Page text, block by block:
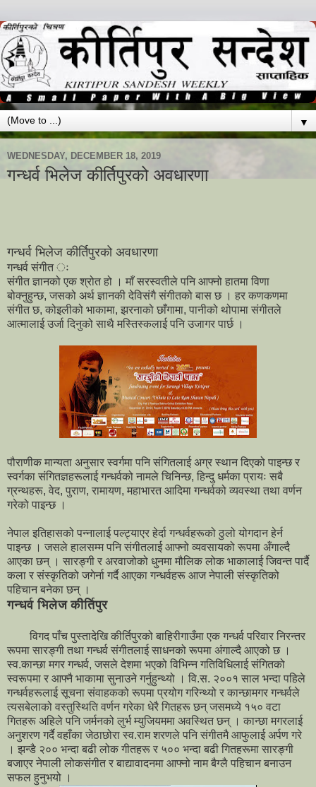
▼
WEDNESDAY, DECEMBER 18, 2019
गन्धर्व भिलेज कीर्तिपुरको अवधारणा
गन्धर्व भिलेज कीर्तिपुरको अवधारणा
गन्धर्व संगीत ः
संगीत ज्ञानको एक श्रोत हो । माँ सरस्वतीले पनि आफ्नो हातमा विणा
बोक्नुहुन्छ, जसको अर्थ ज्ञानकी देविसंगै संगीतको बास छ । हर कणकणमा
संगीत छ, कोइलीको भाकामा, झरनाको छाँगामा, पानीको थोपामा संगीतले
आत्मालाई उर्जा दिनुको साथै मस्तिस्कलाई पनि उजागर पार्छ ।
पौराणीक मान्यता अनुसार स्वर्गमा पनि संगितलाई अग्र स्थान दिएको पाइन्छ र
स्वर्गका संगितज्ञहरूलाई गन्धर्वको नामले चिनिन्छ, हिन्दु धर्मका प्रायः सबै
ग्रन्थहरू, वेद, पुराण, रामायण, महाभारत आदिमा गन्धर्वको व्यवस्था तथा वर्णन
गरेको पाइन्छ ।
नेपाल इतिहासको पन्नालाई पल्ट्याएर हेर्दा गन्धर्वहरूको ठुलो योगदान हेर्न
पाइन्छ । जसले हालसम्म पनि संगीतलाई आफ्नो व्यवसायको रूपमा अँगाल्दै
आएका छन् । सारङ्गी र अरवाजोको धुनमा मौलिक लोक भाकालाई जिवन्त पार्दै
कला र संस्कृतिको जगेर्ना गर्दै आएका गन्धर्वहरू आज नेपाली संस्कृतिको
पहिचान बनेका छन् ।
गन्धर्व भिलेज कीर्तिपुर
विगद पाँच पुस्तादेखि कीर्तिपुरको बाहिरीगाउँमा एक गन्धर्व परिवार निरन्तर
रूपमा सारङ्गी तथा गन्धर्व संगीतलाई साधनको रूपमा अंगाल्दै आएको छ ।
स्व.कान्छा मगर गन्धर्व, जसले देशमा भएको विभिन्न गतिविधिलाई संगितको
स्वरूपमा र आफ्नै भाकामा सुनाउने गर्नुहुन्थ्यो । वि.स. २००१ साल भन्दा पहिले
गन्धर्वहरूलाई सूचना संवाहकको रूपमा प्रयोग गरिन्थ्यो र कान्छामगर गन्धर्वले
त्यसबेलाको वस्तुस्थिति वर्णन गरेका धेरै गितहरू छन् जसमध्ये १५० वटा
गितहरू अहिले पनि जर्मनको लुर्भ म्युजियममा अवस्थित छन् । कान्छा मगरलाई
अनुशरण गर्दै वहाँका जेठाछोरा स्व.राम शरणले पनि संगीतमै आफुलाई अर्पण गरे
। झन्डै २०० भन्दा बढी लोक गीतहरू र ५०० भन्दा बढी गितहरूमा सारङ्गी
बजाएर नेपाली लोकसंगीत र बाद्यावादनमा आफ्नो नाम बैग्लै पहिचान बनाउन
सफल हुनुभयो ।